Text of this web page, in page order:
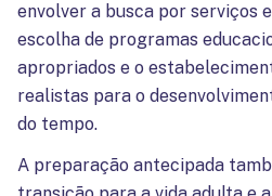
envolver a busca por serviços
escolha de programas
apropriados e o
realistas para o
do tempo.
A preparação antecipada